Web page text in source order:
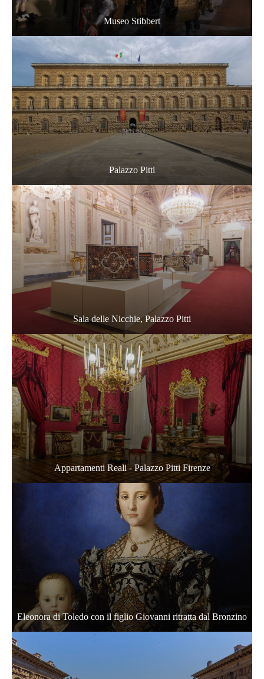
Museo Stibbert
Palazzo Pitti
Sala delle Nicchie, Palazzo Pitti
Appartamenti Reali - Palazzo Pitti Firenze
Eleonora di Toledo con il figlio Giovanni ritratta dal Bronzino